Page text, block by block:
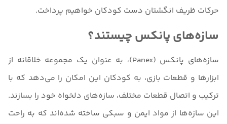
حرکات ظریف انگشتان دست کودکان خواهیم پرداخت.
سازه‌های پانکس چیستند؟
سازه‌های پانکس (Panex)، به عنوان یک مجموعه خلاقانه از
ابزارها و قطعات بازی، به کودکان این امکان را می‌دهد که با
ترکیب و اتصال قطعات مختلف، سازه‌های دلخواه خود را بسازند.
این سازه‌ها از مواد ایمن و سبکی ساخته شده‌اند که به راحت